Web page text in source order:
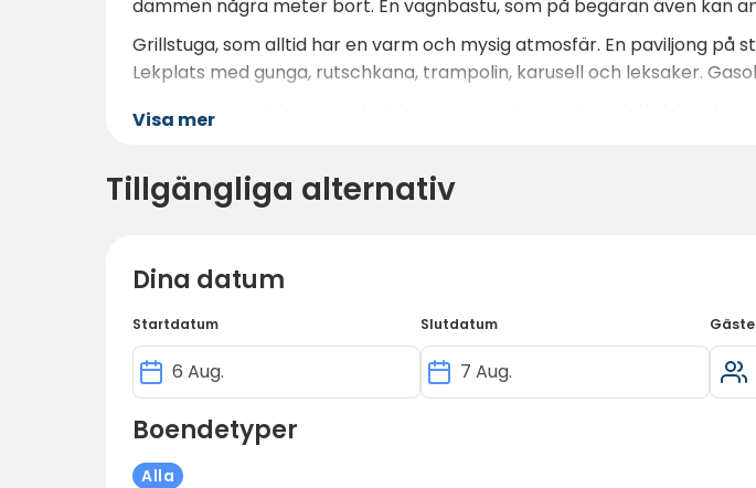
dammen några meter bort. En vagnbastu, som på begäran även kan
Grillstuga, som alltid har en varm och mysig atmosfär. En paviljong
Lekplats med gunga, rutschkana, trampolin, karusell och leksaker.
Livsmedelsprodukter som bröd, margarin, glass, godis och läsk kan
Det finns en underhållsbyggnad som är öppen året runt med
dricksvattenpunkt.
Visa mer
Tillgängliga alternativ
Dina datum
Startdatum Slutdatum
Boendetyper
Alla